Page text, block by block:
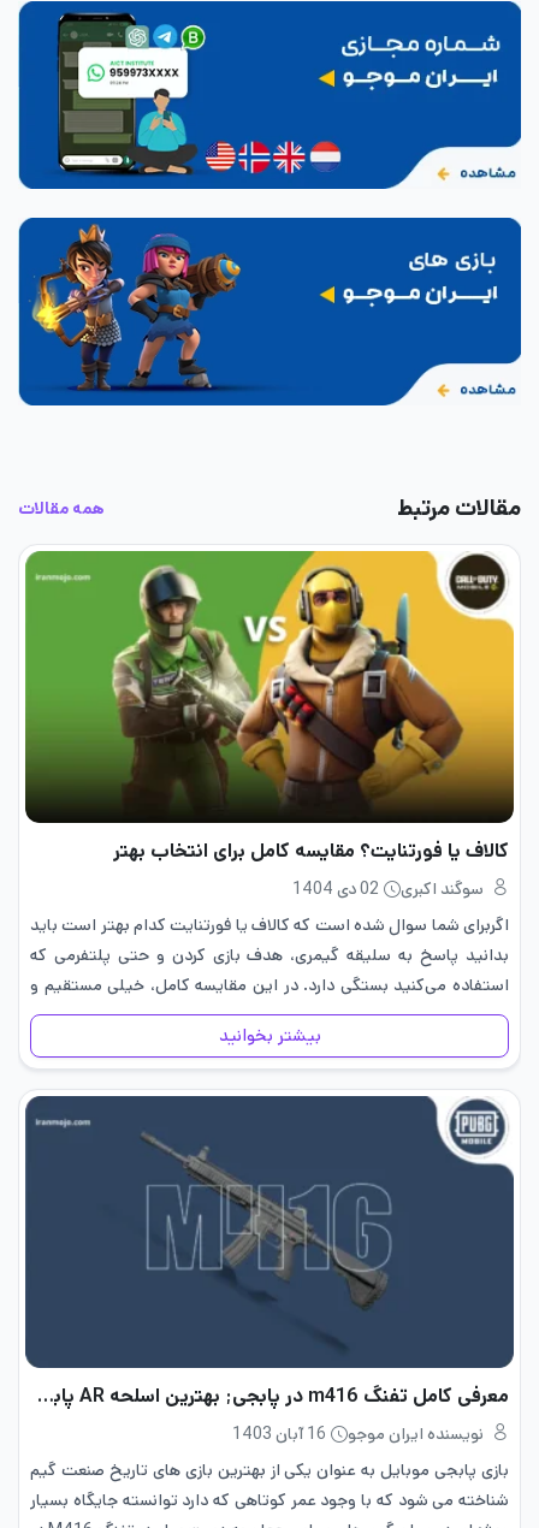
مقالات مرتبط همه مقالات
کالاف یا فورتنایت؟ مقایسه کامل برای انتخاب بهتر
سوگند اکبری
02 دی 1404
اگربرای شما سوال شده است که کالاف یا فورتنایت کدام بهتر است باید
بدانید پاسخ به سلیقه گیمری، هدف بازی کردن و حتی پلتفرمی که
استفاده می‌کنید بستگی دارد. در این مقایسه کامل، خیلی مستقیم و
کاربردی بررسی می‌کنیم کالاف…
بیشتر بخوانید
معرفی کامل تفنگ m416 در پابجی; بهترین اسلحه AR پابجی
نویسنده ایران موجو
16 آبان 1403
بازی پابجی موبایل به عنوان یکی از بهترین بازی های تاریخ صنعت گیم
شناخته می شود که با وجود عمر کوتاهی که دارد توانسته جایگاه بسیار